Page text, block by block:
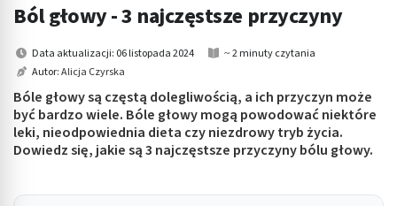
submenu: Kosmetyki
submenu: Higiena
submenu: Sprzęt medyczny
submenu: Intymne
Ból głowy - 3 najczęstsze przyczyny
Data aktualizacji: 06 listopada 2024
~ 2 minuty czytania
Autor:Alicja Czyrska
Bóle głowy są częstą dolegliwością, a ich przyczyn może
być bardzo wiele. Bóle głowy mogą powodować niektóre
leki, nieodpowiednia dieta czy niezdrowy tryb życia.
Dowiedz się, jakie są 3 najczęstsze przyczyny bólu głowy.